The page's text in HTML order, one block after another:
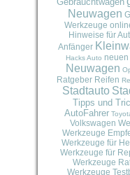
Neuwagen
Werkzeuge
Hinweise für
Anfänger
Hacks Auto
Neuwagen
Ratgeber Reifen
Stadtauto
Tipps und
AutoFahrer
Volkswagen
Werkzeuge
Werkzeuge für
Werkzeuge für
Werkzeuge
Werkzeuge